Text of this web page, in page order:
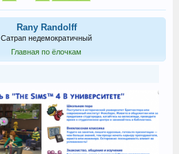
Rany Randolff
Сатрап недемократичный
Главная по ёлочкам